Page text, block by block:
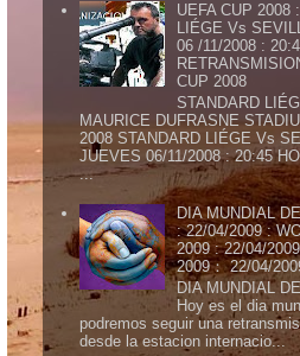
UEFA CUP 2008
LIÉGE Vs
06 /11/2008 :
CUP 2008
STANDARD
MAURICE DUFRASNE
2008 STANDARD LIÉGE Vs
JUEVES 06/11/2008 : 20:45
...
DIA MUNDIAL
: 22/04/2009 :
2009 : 22/04/
2009： 22/04/
DIA MUNDIAL
Hoy es el dia
podremos seguir una
desde la estacion internacio...